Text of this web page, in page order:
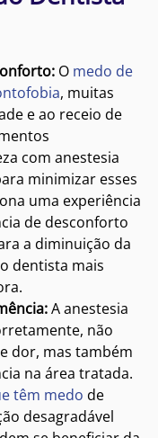
O medo de
, muitas
e ao receio de
com anestesia
minimizar esses
uma experiência
de desconforto
a diminuição da
dentista mais
A anestesia
não
dor, mas também
na área tratada.
têm medo de
desagradável